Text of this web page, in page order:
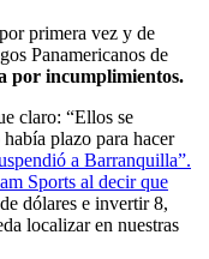
primera vez y de
Panamericanos de
por incumplimientos.
claro: “Ellos se
plazo para hacer
a Barranquilla”.
Sports al decir que
de dólares e invertir 8,
localizar en nuestras